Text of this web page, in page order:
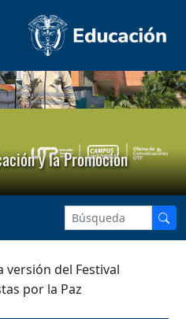
y la Promoción
versión del Festival
por la Paz